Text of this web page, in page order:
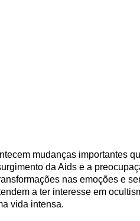
mudanças importantes
da Aids e a
nas emoções e
a ter interesse em
vida intensa.